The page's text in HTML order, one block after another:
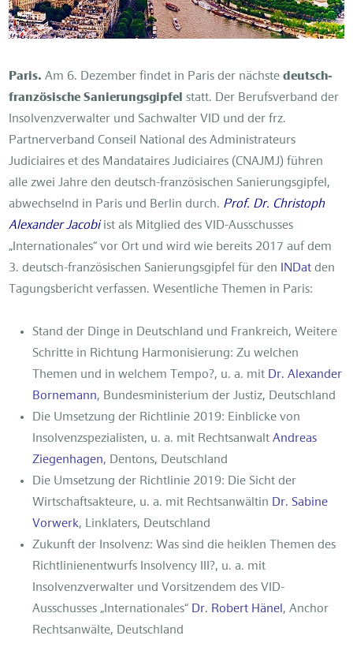
Paris. Am 6. Dezember findet in Paris der nächstedeutsch-
französische Sanierungsgipfel statt. Der Berufsverband der
Insolvenzverwalter und Sachwalter VID und der frz.
Partnerverband Conseil National des Administrateurs
Judiciaires et des Mandataires Judiciaires (CNAJMJ) führen
alle zwei Jahre den deutsch-französischen Sanierungsgipfel,
abwechselnd in Paris und Berlin durch. Prof. Dr. Christoph
Alexander Jacobi ist als Mitglied des VID-Ausschusses
„Internationales“ vor Ort und wird wie bereits 2017 auf dem
3. deutsch-französischen Sanierungsgipfel für den
INDat den
Tagungsbericht verfassen. Wesentliche Themen in Paris:
Stand der Dinge in Deutschland und Frankreich, Weitere
Schritte in Richtung Harmonisierung: Zu welchen
Themen und in welchem Tempo?, u. a. mit Dr. Alexander
Bornemann, Bundesministerium der Justiz, Deutschland
Die Umsetzung der Richtlinie 2019: Einblicke von
Insolvenzspezialisten, u. a. mit Rechtsanwalt Andreas
Ziegenhagen, Dentons, Deutschland
Die Umsetzung der Richtlinie 2019: Die Sicht der
Wirtschaftsakteure, u. a. mit Rechtsanwältin Dr. Sabine
Vorwerk, Linklaters, Deutschland
Zukunft der Insolvenz: Was sind die heiklen Themen des
Richtlinienentwurfs Insolvency III?, u. a. mit
Insolvenzverwalter und Vorsitzendem des VID-
Ausschusses „Internationales“ Dr. Robert Hänel , Anchor
Rechtsanwälte, Deutschland